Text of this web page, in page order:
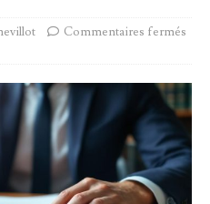
Commentaires fermés